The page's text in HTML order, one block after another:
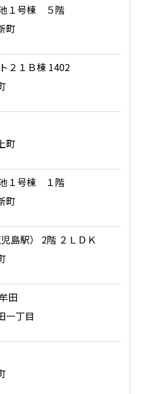
１号棟 ５階
町
２１Ｂ棟 1402
町
池１号棟 １階
町
島駅） 2階 ２ＬＤＫ
田
一丁目